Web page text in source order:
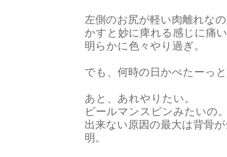
左側のお尻が軽い肉離れな
かすと妙に痺れる感じに痛
明らかに色々やり過ぎ。
でも、何時の日かぺたーっ
あと、あれやりたい。
ビールマンスピンみたいの
出来ない原因の最大は背骨
明。